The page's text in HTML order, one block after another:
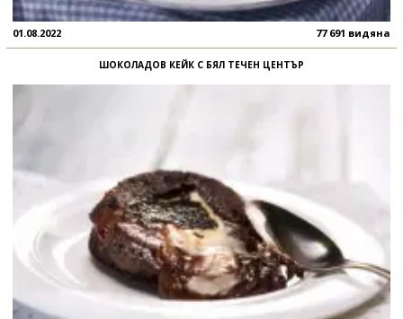
01.08.2022 77 691 видяна
ШОКОЛАДОВ КЕЙК С БЯЛ ТЕЧЕН ЦЕНТЪР